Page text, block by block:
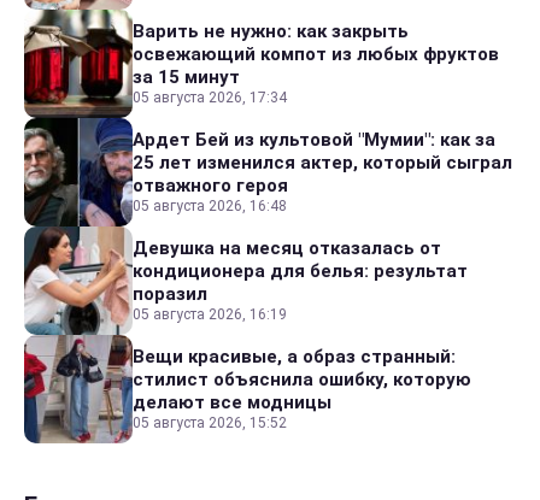
Варить не нужно: как закрыть
освежающий компот из любых фруктов
за 15 минут
05 августа 2026, 17:34
Ардет Бей из культовой "Мумии": как за
25 лет изменился актер, который сыграл
отважного героя
05 августа 2026, 16:48
Девушка на месяц отказалась от
кондиционера для белья: результат
поразил
05 августа 2026, 16:19
Вещи красивые, а образ странный:
стилист объяснила ошибку, которую
делают все модницы
05 августа 2026, 15:52